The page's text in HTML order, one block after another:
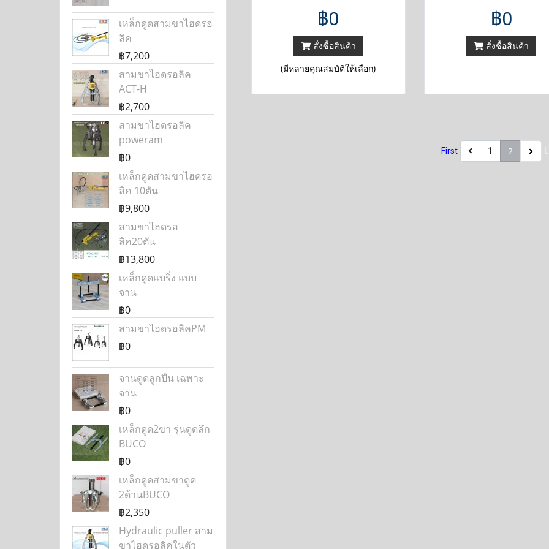
฿0
สั่งซื้อสินค้า
(มีหลายคุณสมบัติให้เลือก)
฿0
สั่งซื้อสินค้า
First 1 2
เหล็กดูดสามขาไฮดรอ
ลิค
฿7,200
สามขาไฮดรอลิค
ACT-H
฿2,700
สามขาไฮดรอลิค
poweram
฿0
เหล็กดูดสามขาไฮดรอ
ลิค 10ตัน
฿9,800
สามขาไฮดรอ
ลิค20ตัน
฿13,800
เหล็กดูดแบริ่ง แบบ
จาน
฿0
สามขาไฮดรอลิคPM
฿0
จานดูดลูกปืน เฉพาะ
จาน
฿0
เหล็กดูด2ขา รุ่นดูดลึก
BUCO
฿0
เหล็กดูดสามขาดูด
2ด้านBUCO
฿2,350
Hydraulic puller สาม
ขาไฮดรอลิคในตัว